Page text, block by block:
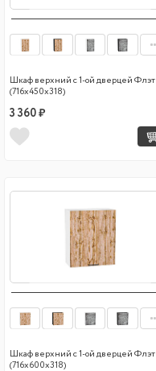
Шкаф верхний с 1-ой дверцей Флэт
(716х450х318)
3 360 ₽
Шкаф верхний с 1-ой дверцей Флэт
(716х600х318)